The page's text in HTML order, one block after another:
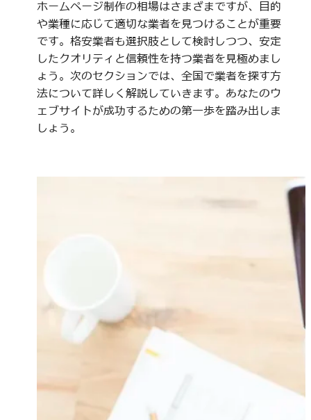
ホームページ制作の相場はさまざまですが、目的
や業種に応じて適切な業者を見つけることが重要
です。格安業者も選択肢として検討しつつ、安定
したクオリティと信頼性を持つ業者を見極めまし
ょう。次のセクションでは、全国で業者を探す方
法について詳しく解説していきます。あなたのウ
ェブサイトが成功するための第一歩を踏み出しま
しょう。